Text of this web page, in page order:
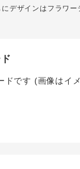
デザインはフラワー
ドです (画像はイ